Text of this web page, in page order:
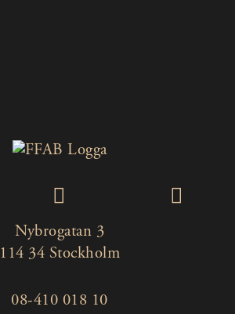
Nybrogatan 3
114 34 Stockholm
08-410 018 10